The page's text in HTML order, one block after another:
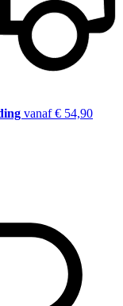
vanaf € 54,90